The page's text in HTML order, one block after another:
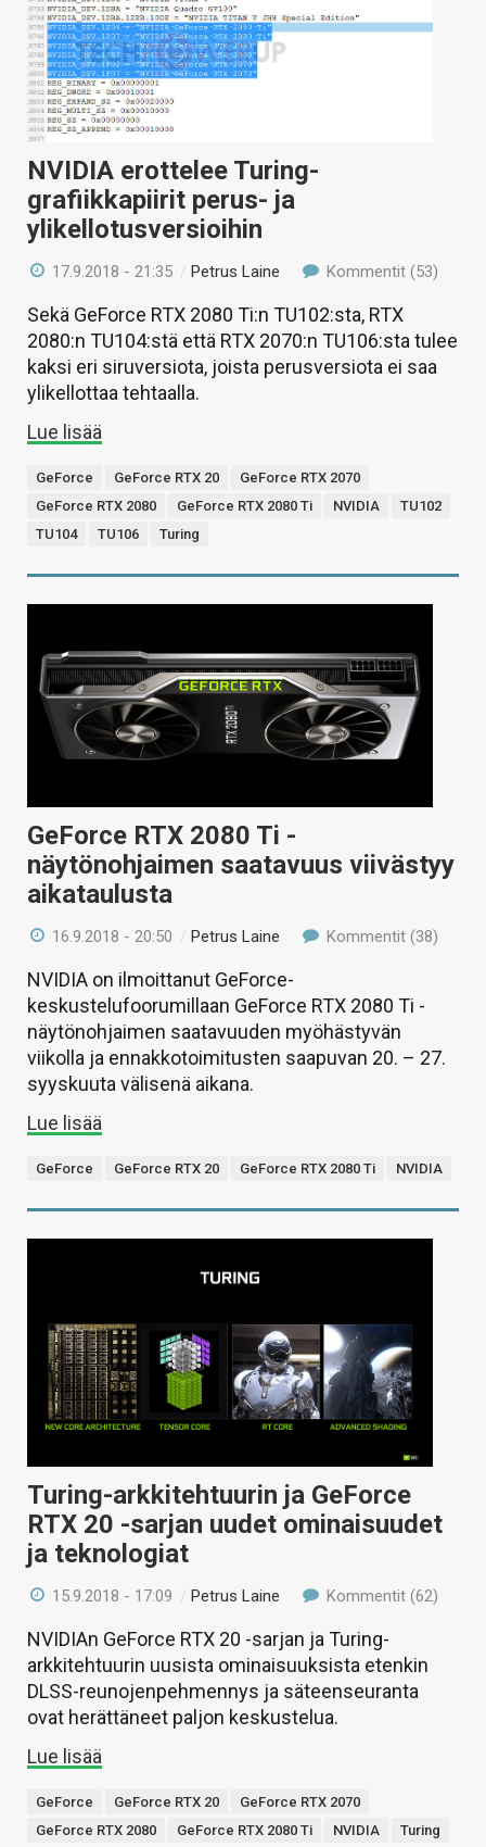
NVIDIA erottelee Turing-
grafiikkapiirit perus- ja
ylikellotusversioihin
17.9.2018 - 21:35 /Petrus Laine Kommentit (53)
Sekä GeForce RTX 2080 Ti:n TU102:sta, RTX
2080:n TU104:stä että RTX 2070:n TU106:sta tulee
kaksi eri siruversiota, joista perusversiota ei saa
ylikellottaa tehtaalla.
Lue lisää
GeForce GeForce RTX 20
GeForce RTX 2070
GeForce RTX 2080
GeForce RTX 2080 Ti NVIDIA
TU102
TU104
TU106 Turing
GeForce RTX 2080 Ti -
näytönohjaimen saatavuus viivästyy
aikataulusta
16.9.2018 - 20:50 /Petrus Laine Kommentit (38)
NVIDIA on ilmoittanut GeForce-
keskustelufoorumillaan GeForce RTX 2080 Ti -
näytönohjaimen saatavuuden myöhästyvän
viikolla ja ennakkotoimitusten saapuvan 20. – 27.
syyskuuta välisenä aikana.
Lue lisää
GeForce GeForce RTX 20 GeForce RTX 2080 Ti NVIDIA
Turing-arkkitehtuurin ja GeForce
RTX 20 -sarjan uudet ominaisuudet
ja teknologiat
15.9.2018 - 17:09 /Petrus Laine Kommentit (62)
NVIDIAn GeForce RTX 20 -sarjan ja Turing-
arkkitehtuurin uusista ominaisuuksista etenkin
DLSS-reunojenpehmennys ja säteenseuranta
ovat herättäneet paljon keskustelua.
Lue lisää
GeForce GeForce RTX 20
GeForce RTX 2070
GeForce RTX 2080
GeForce RTX 2080 Ti NVIDIA Turing